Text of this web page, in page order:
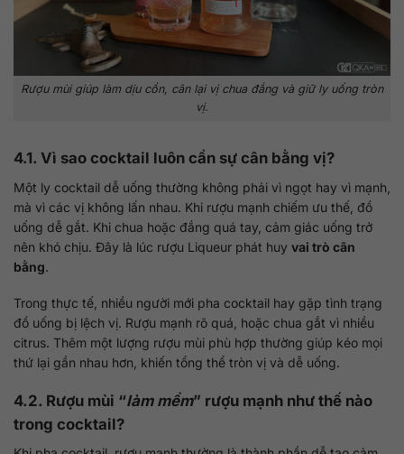
Rượu mùi giúp làm dịu cồn, cân lại vị chua đắng và giữ ly uống tròn
vị.
4.1. Vì sao cocktail luôn cần sự cân bằng vị?
Một ly cocktail dễ uống thường không phải vì ngọt hay vì mạnh,
mà vì các vị không lấn nhau. Khi rượu mạnh chiếm ưu thế, đồ
uống dễ gắt. Khi chua hoặc đắng quá tay, cảm giác uống trở
nên khó chịu. Đây là lúc rượu Liqueur phát huy vai trò cân
bằng.
Trong thực tế, nhiều người mới pha cocktail hay gặp tình trạng
đồ uống bị lệch vị. Rượu mạnh rõ quá, hoặc chua gắt vì nhiều
citrus. Thêm một lượng rượu mùi phù hợp thường giúp kéo mọi
thứ lại gần nhau hơn, khiến tổng thể tròn vị và dễ uống.
4.2. Rượu mùi “làm mềm” rượu mạnh như thế nào
trong cocktail?